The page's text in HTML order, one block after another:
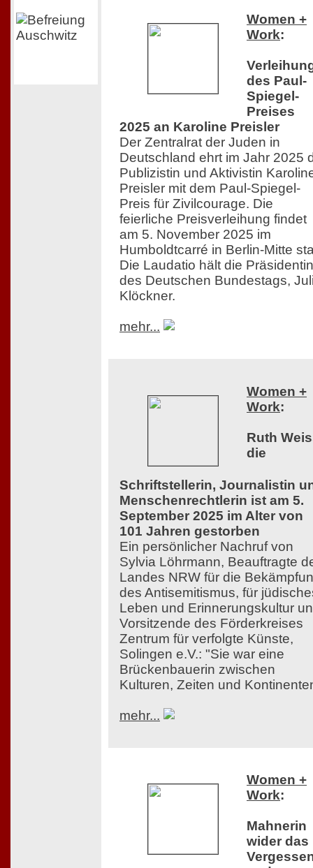
Women +
Work:
des Paul-
Spiegel-
Preises
2025 an Karoline Preisler
Der Zentralrat der Juden in
Deutschland ehrt im Jahr 2025
Publizistin und Aktivistin
Preisler mit dem Paul-Spiegel-
Preis für Zivilcourage. Die
feierliche Preisverleihung findet
am 5. November 2025 im
Humboldtcarré in Berlin-Mitte
Die Laudatio hält die Präsidentin
des Deutschen Bundestags,
Klöckner.
mehr...
Women +
Work:
Ruth
die
Schriftstellerin, Journalistin
Menschenrechtlerin ist am 5.
September 2025 im Alter von
101 Jahren gestorben
Ein persönlicher Nachruf von
Sylvia Löhrmann, Beauftragte
Landes NRW für die
des Antisemitismus, für
Leben und Erinnerungskultur
Vorsitzende des Förderkreises
Zentrum für verfolgte Künste,
Solingen e.V.: "Sie war eine
Brückenbauerin zwischen
Kulturen, Zeiten und
mehr...
Women +
Work:
Mahnerin
wider das